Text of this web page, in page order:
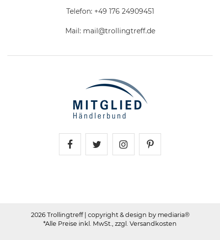
Telefon: +49 176 24909451
Mail: mail@trollingtreff.de
2026 Trollingtreff | copyright & design by mediaria®
*Alle Preise inkl. MwSt., zzgl. Versandkosten